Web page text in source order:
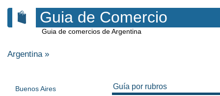
Guia de Comercio
Guia de comercios de Argentina
Argentina»
Buenos Aires
Guía por rubros